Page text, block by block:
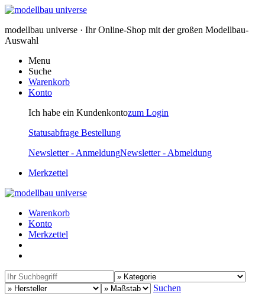
modellbau universe · Ihr Online-Shop mit der großen Modellbau-
Auswahl
Menu
Suche
Warenkorb
Konto
Ich habe ein Kundenkontozum Login
Statusabfrage Bestellung
Newsletter - AnmeldungNewsletter - Abmeldung
Merkzettel
Warenkorb
Konto
Merkzettel
Suchen